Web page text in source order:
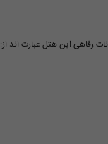
رفاهی این هتل عبارت اند از: